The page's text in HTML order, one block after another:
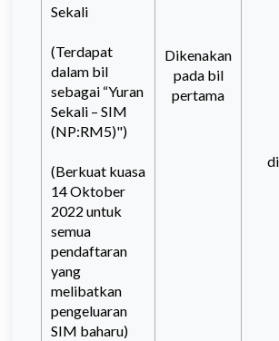
Dikenakan
pada bil
pertama
Sekali
(Terdapat
dalam bil
sebagai “Yuran
Sekali – SIM
(NP:RM5)")
(Berkuat kuasa
14 Oktober
2022 untuk
semua
pendaftaran
yang
melibatkan
pengeluaran
SIM baharu)